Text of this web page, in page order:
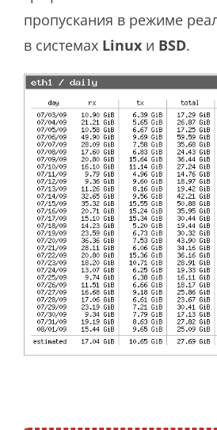
пропускания в режиме
в системах Linux и BSD.